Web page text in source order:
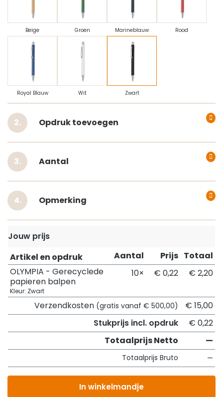
Beige Groen Marineblauw Rood
Royal Blauw Wit Zwart
Opdruk toevoegen
Aantal
Opmerking
Jouw prijs
Artikel en opdruk
Aantal Prijs Totaal
OLYMPIA - Gerecyclede
papieren balpen
Kleur: Zwart
10× € 0,22 € 2,20
Verzendkosten (gratis vanaf € 500,00)
€ 15,00
Stukprijs incl. opdruk
€ 0,22
Totaalprijs Netto
—
Totaalprijs Bruto —
In winkelmandje